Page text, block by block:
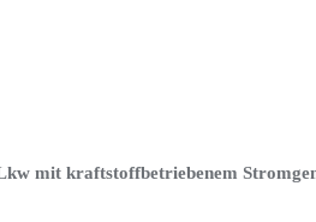
mit kraftstoffbetriebenem